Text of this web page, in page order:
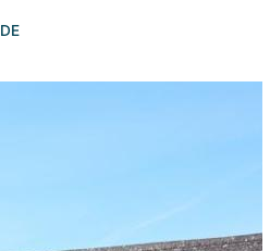
DE